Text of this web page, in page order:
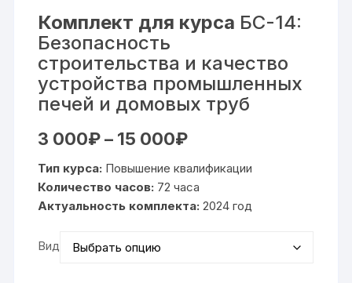
Комплект для курса БС-14:
Безопасность
строительства и качество
устройства промышленных
печей и домовых труб
3 000₽ – 15 000₽Диапазон
000₽
–
15
000₽
Тип курса: Повышение квалификации
Количество часов: 72 часа
Актуальность комплекта: 2024 год
Вид